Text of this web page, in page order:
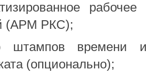
(АРМ РКС);
штампов времени
(опционально);